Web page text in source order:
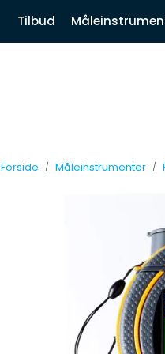
Nyhetsbrev |
Tilbud
Forside Måleinstrumenter